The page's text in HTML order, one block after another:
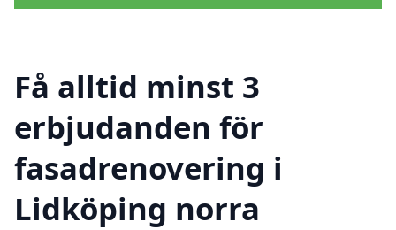
Få alltid minst 3
erbjudanden för
fasadrenovering i
Lidköping norra